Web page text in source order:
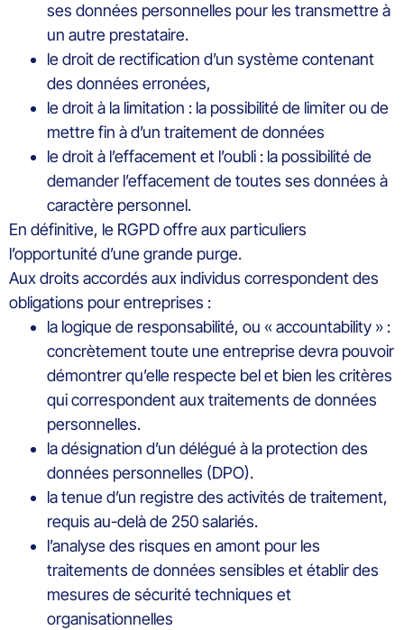
ses données personnelles pour les transmettre à
un autre prestataire.
le droit de rectification d’un système contenant
des données erronées,
le droit à la limitation : la possibilité de limiter ou de
mettre fin à d’un traitement de données
le droit à l’effacement et l’oubli : la possibilité de
demander l’effacement de toutes ses données à
caractère personnel.
En définitive, le RGPD offre aux particuliers
l’opportunité d’une grande purge.
Aux droits accordés aux individus correspondent des
obligations pour entreprises :
la logique de responsabilité, ou « accountability » :
concrètement toute une entreprise devra pouvoir
démontrer qu’elle respecte bel et bien les critères
qui correspondent aux traitements de données
personnelles.
la désignation d’un délégué à la protection des
données personnelles (DPO).
la tenue d’un registre des activités de traitement,
requis au-delà de 250 salariés.
l’analyse des risques en amont pour les
traitements de données sensibles et établir des
mesures de sécurité techniques et
organisationnelles